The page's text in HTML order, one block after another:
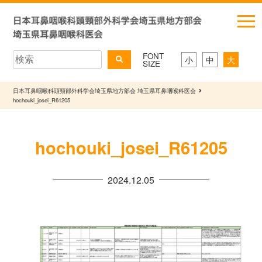
FONT
SIZE 小 中 大
日本耳鼻咽喉科頭頸部外科学会埼玉県地方部会 埼玉県耳鼻咽喉科医会
hochouki_josei_R61205
hochouki_josei_R61205
2024.12.05